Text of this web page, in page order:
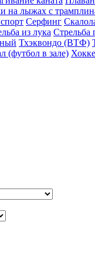
на лыжах с
Серфинг
из лука Стрельба
Тхэквондо (ВТФ)
(футбол в зале)